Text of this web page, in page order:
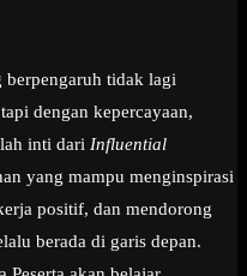
tidak lagi
dengan kepercayaan,
inti dari Influential
yang mampu menginspirasi
positif, dan mendorong
berada di garis depan.